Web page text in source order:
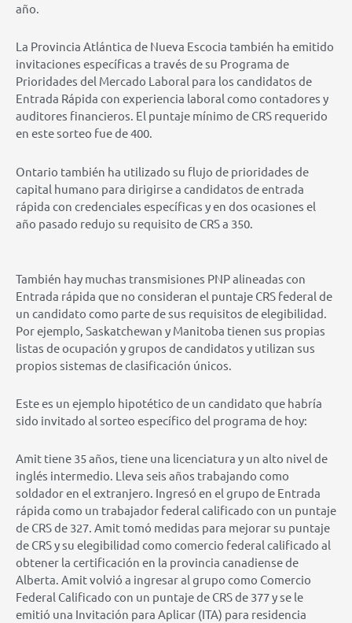
año.
La Provincia Atlántica de Nueva Escocia también ha emitido
invitaciones específicas a través de su Programa de
Prioridades del Mercado Laboral para los candidatos de
Entrada Rápida con experiencia laboral como contadores y
auditores financieros. El puntaje mínimo de CRS requerido
en este sorteo fue de 400.
Ontario también ha utilizado su flujo de prioridades de
capital humano para dirigirse a candidatos de entrada
rápida con credenciales específicas y en dos ocasiones el
año pasado redujo su requisito de CRS a 350.
También hay muchas transmisiones PNP alineadas con
Entrada rápida que no consideran el puntaje CRS federal de
un candidato como parte de sus requisitos de elegibilidad.
Por ejemplo, Saskatchewan y Manitoba tienen sus propias
listas de ocupación y grupos de candidatos y utilizan sus
propios sistemas de clasificación únicos.
Este es un ejemplo hipotético de un candidato que habría
sido invitado al sorteo específico del programa de hoy:
Amit tiene 35 años, tiene una licenciatura y un alto nivel de
inglés intermedio. Lleva seis años trabajando como
soldador en el extranjero. Ingresó en el grupo de Entrada
rápida como un trabajador federal calificado con un puntaje
de CRS de 327. Amit tomó medidas para mejorar su puntaje
de CRS y su elegibilidad como comercio federal calificado al
obtener la certificación en la provincia canadiense de
Alberta. Amit volvió a ingresar al grupo como Comercio
Federal Calificado con un puntaje de CRS de 377 y se le
emitió una Invitación para Aplicar (ITA) para residencia